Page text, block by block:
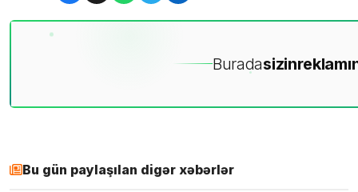
Buradasizin
Bu gün paylaşılan digər xəbərlər